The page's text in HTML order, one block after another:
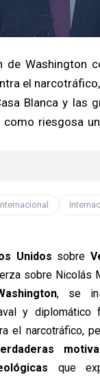
de Washington
el
Blanca y las
riesgosa
Unidos sobre
sobre Nicolás
, se
y
el narcotráfico,
que